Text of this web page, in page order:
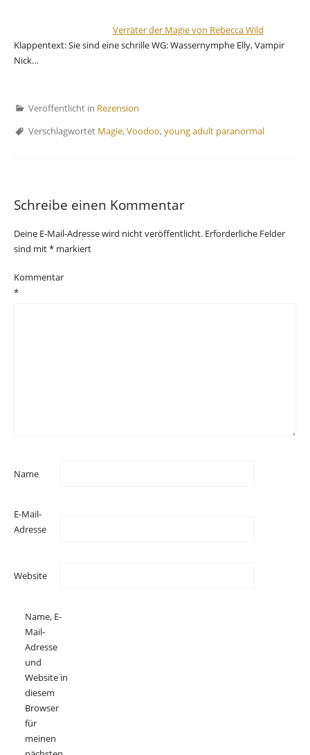
Verräter der Magie von Rebecca Wild
Klappentext: Sie sind eine schrille WG: Wassernymphe Elly, Vampir
Nick…
Veröffentlicht in Rezension
Verschlagwortet Magie,Voodoo,young adult paranormal
Schreibe einen Kommentar
Deine E-Mail-Adresse wird nicht veröffentlicht. Erforderliche Felder
sind mit* markiert
Kommentar
*
Name
E-Mail-
Adresse
Website
Name, E-
Mail-
Adresse
und
Website in
diesem
Browser
für
meinen